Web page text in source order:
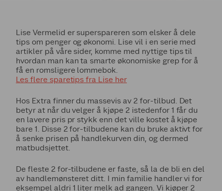
Lise Vermelid er superspareren som elsker å dele
tips om penger og økonomi. Lise vil i en serie med
artikler på våre sider, komme med nyttige tips til
hvordan man kan ta smarte økonomiske grep for å
få en romsligere lommebok.
Les flere sparetips fra Lise her
Hos Extra finner du massevis av 2 for-tilbud. Det
betyr at når du velger å kjøpe 2 istedenfor 1 får du
en lavere pris pr stykk enn det ville kostet å kjøpe
bare 1. Disse 2 for-tilbudene kan du bruke aktivt for
å senke prisen på handlekurven din, og dermed
matbudsjettet.
De fleste 2 for-tilbudene er faste, så la de bli en del
av handlemønsteret ditt. I min familie handler vi for
eksempel aldri 1 liter melk ad gangen. Vi kjøper 2